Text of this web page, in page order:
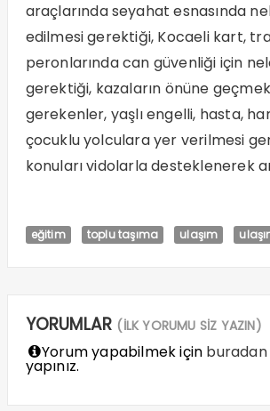
araçlarında seyahat esnasında
edilmesi gerektiği, Kocaeli kart,
peronlarında can güvenliği için
gerektiği, kazaların önüne
gerekenler, yaşlı engelli, hasta,
çocuklu yolculara yer verilmesi
konuları vidolarla desteklenerek
eğitim toplu taşıma ulaşım
YORUMLAR (İLK YORUMU SİZ YAZIN)
Yorum yapabilmek için buradan
yapınız.